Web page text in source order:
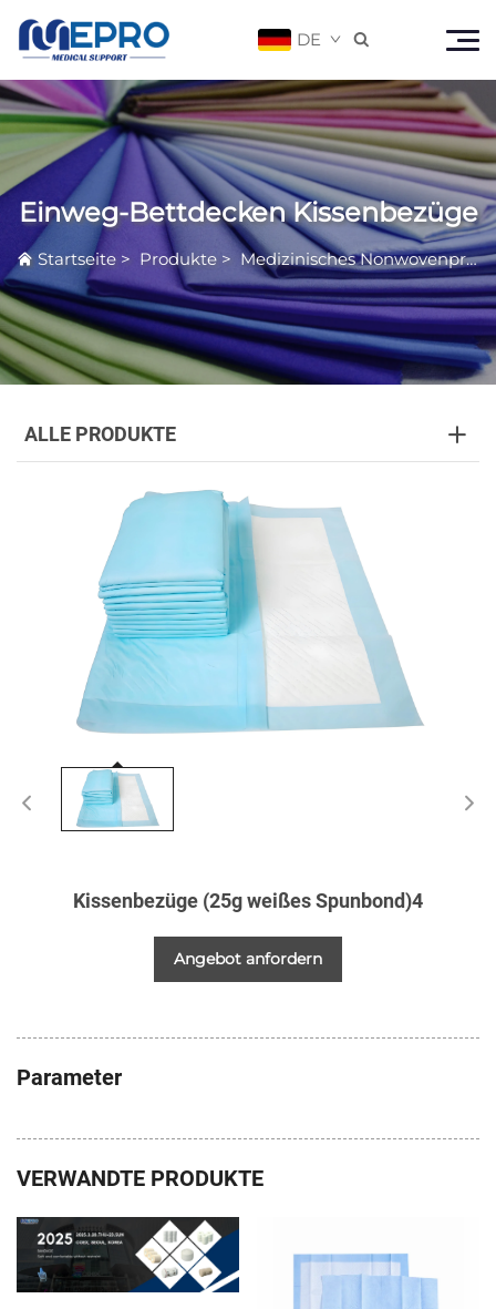
DE 
Einweg-Bettdecken Kissenbezüge
Startseite > Produkte > Medizinisches Nonwovenprodukt
ALLE PRODUKTE
Kissenbezüge (25g weißes Spunbond)4
Angebot anfordern
Parameter
VERWANDTE PRODUKTE